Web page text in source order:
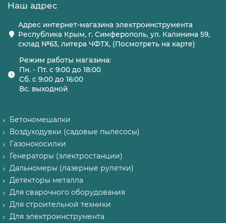
Наш адрес
Адрес интернет-магазина электроинструмента
Республика Крым, г. Симферополь, ул. Калинина 59,
склад №63, литера ЧФТХ, (Посмотреть на карте)
Режим работы магазина:
Пн. - Пт. с 9:00 до 18:00
Сб. с 9:00 до 16:00
Вс. выходной
Бетономешалки
Воздуходувки (садовые пылесосы)
Газонокосилки
Генераторы (электростанции)
Дальномеры (лазерные рулетки)
Детекторы металла
Для сварочного оборудования
Для строительной техники
Для электроинструмента